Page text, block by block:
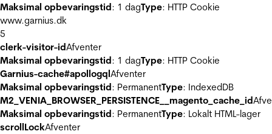
Maksimal opbevaringstid: 1 dagType: HTTP Cookie
www.garnius.dk
5
clerk-visitor-idAfventer
Maksimal opbevaringstid: 1 dagType: HTTP Cookie
Garnius-cache#apollogqlAfventer
Maksimal opbevaringstid: PermanentType: IndexedDB
M2_VENIA_BROWSER_PERSISTENCE__magento_cache_id
Maksimal opbevaringstid: PermanentType: Lokalt HTML-lager
scrollLockAfventer